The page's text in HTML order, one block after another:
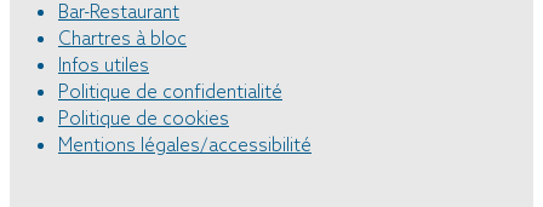
Bar-Restaurant
Chartres à bloc
Infos utiles
Politique de confidentialité
Politique de cookies
Mentions légales/accessibilité